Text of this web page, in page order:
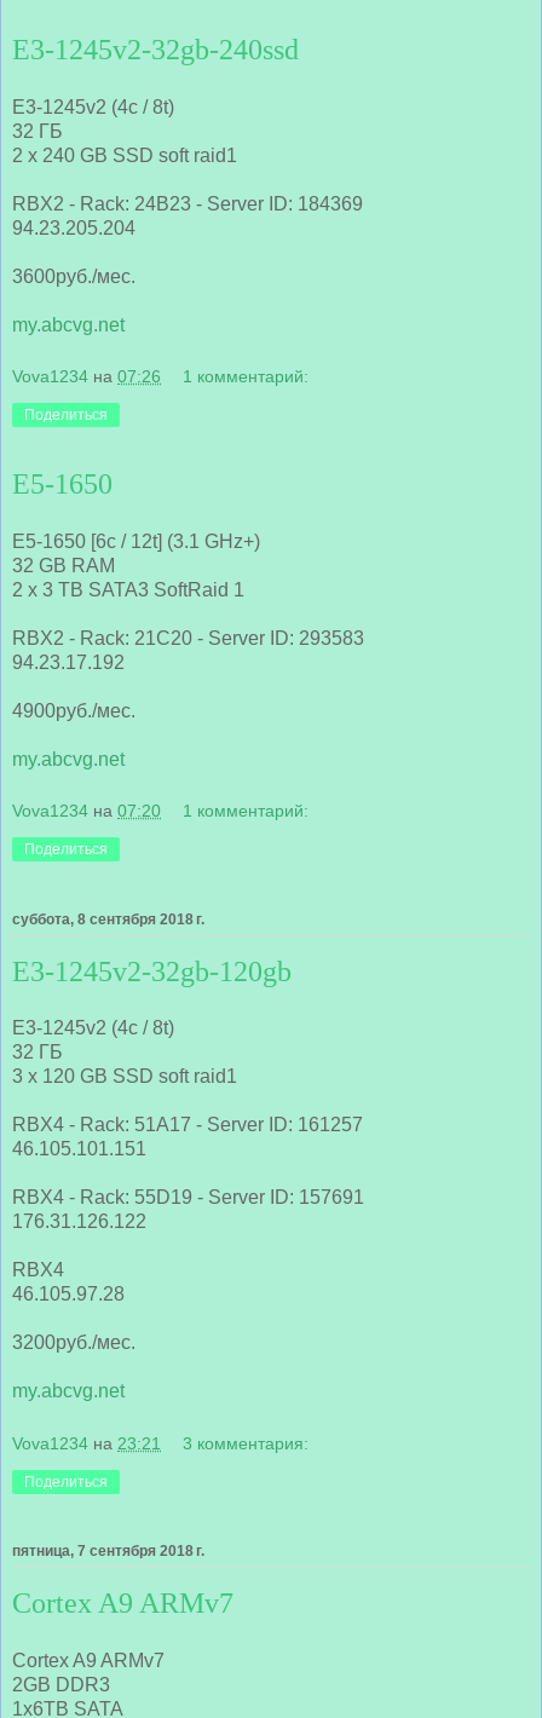
E3-1245v2-32gb-240ssd
E3-1245v2 (4c / 8t)
32 ГБ
2 x 240 GB SSD soft raid1
RBX2 - Rack: 24B23 - Server ID: 184369
94.23.205.204
3600руб./мес.
my.abcvg.net
Vova1234 на 07:26 1 комментарий:
Поделиться
E5-1650
E5-1650 [6c / 12t] (3.1 GHz+)
32 GB RAM
2 x 3 TB SATA3 SoftRaid 1
RBX2 - Rack: 21C20 - Server ID: 293583
94.23.17.192
4900руб./мес.
my.abcvg.net
Vova1234 на 07:20 1 комментарий:
Поделиться
суббота, 8 сентября 2018 г.
E3-1245v2-32gb-120gb
E3-1245v2 (4c / 8t)
32 ГБ
3 x 120 GB SSD soft raid1
RBX4 - Rack: 51A17 - Server ID: 161257
46.105.101.151
RBX4 - Rack: 55D19 - Server ID: 157691
176.31.126.122
RBX4
46.105.97.28
3200руб./мес.
my.abcvg.net
Vova1234 на 23:21 3 комментария:
Поделиться
пятница, 7 сентября 2018 г.
Cortex A9 ARMv7
Cortex A9 ARMv7
2GB DDR3
1x6TB SATA